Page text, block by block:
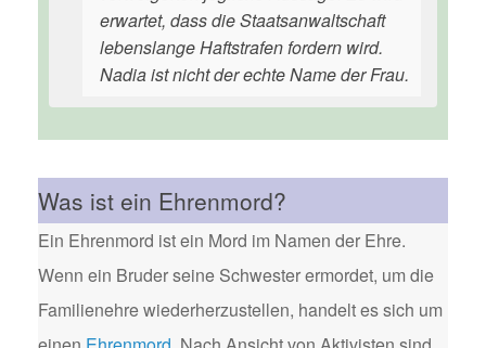
erwartet, dass die Staatsanwaltschaft
lebenslange Haftstrafen fordern wird.
Nadia ist nicht der echte Name der Frau.
Was ist ein Ehrenmord?
Ein Ehrenmord ist ein Mord im Namen der Ehre.
Wenn ein Bruder seine Schwester ermordet, um die
Familienehre wiederherzustellen, handelt es sich um